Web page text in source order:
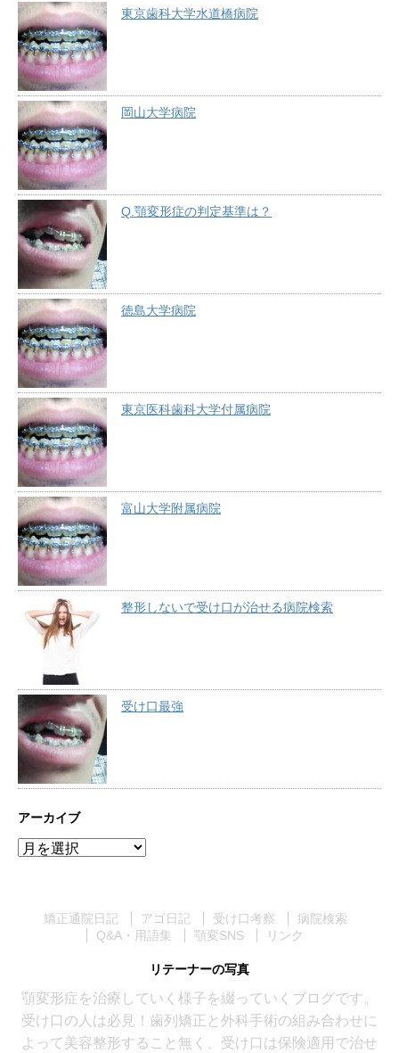
東京歯科大学水道橋病院
岡山大学病院
Q.顎変形症の判定基準は？
徳島大学病院
東京医科歯科大学付属病院
富山大学附属病院
整形しないで受け口が治せる病院検索
受け口最強
アーカイブ
ア
矯正通院日記 アゴ日記 受け口考察
病院検索
Q&A・用語集
顎変SNS リンク
リテーナーの写真
顎変形症を治療していく様子を綴っていくブログです。
受け口の人は必見！歯列矯正と外科手術の組み合わせに
よって美容整形すること無く、受け口は保険適用で治せ